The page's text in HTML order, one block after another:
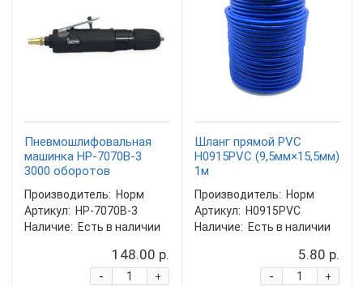
Пневмошлифовальная
машинка HP-7070B-3
3000 оборотов
Производитель: Норм
Артикул: HP-7070B-3
Наличие: Есть в наличии
148.00 р.
+
-
Шланг прямой PVC
H0915PVC (9,5мм×15,5мм)
1м
Производитель: Норм
Артикул: H0915PVC
Наличие: Есть в наличии
5.80 р.
+
-